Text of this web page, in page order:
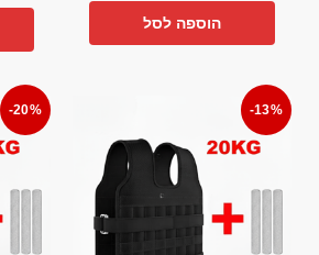
הוספה לסל
-13%
-20%